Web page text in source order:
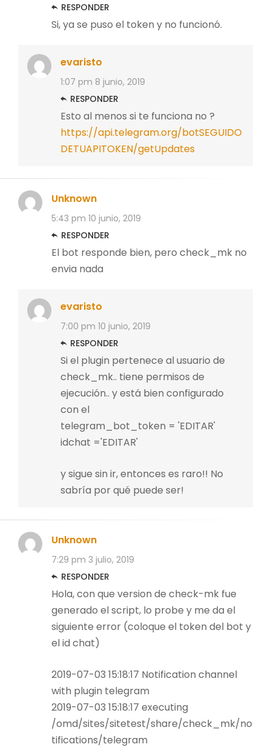
RESPONDER
Si, ya se puso el token y no funcionó.
evaristo
1:07 pm 8 junio, 2019
RESPONDER
Esto al menos si te funciona no ?
https://api.telegram.org/botSEGUIDO
DETUAPITOKEN/getUpdates
Unknown
5:43 pm 10 junio, 2019
RESPONDER
El bot responde bien, pero check_mk no
envia nada
evaristo
7:00 pm 10 junio, 2019
RESPONDER
Si el plugin pertenece al usuario de
check_mk.. tiene permisos de
ejecución.. y está bien configurado
con el
telegram_bot_token = 'EDITAR'
idchat ='EDITAR'
y sigue sin ir, entonces es raro!! No
sabría por qué puede ser!
Unknown
7:29 pm 3 julio, 2019
RESPONDER
Hola, con que version de check-mk fue
generado el script, lo probe y me da el
siguiente error (coloque el token del bot y
el id chat)
2019-07-03 15:18:17 Notification channel
with plugin telegram
2019-07-03 15:18:17 executing
/omd/sites/sitetest/share/check_mk/no
tifications/telegram